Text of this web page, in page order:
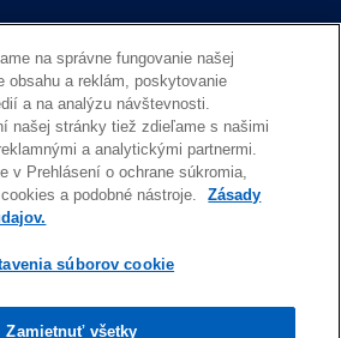
všetky novinky
na správne fungovanie našej
obsahu a reklám, poskytovanie
a na analýzu návštevnosti.
našej stránky tiež zdieľame s našimi
a analytickými partnermi.
v Prehlásení o ochrane súkromia,
a podobné nástroje.
Zásady
súborov cookie
Zamietnuť všetky